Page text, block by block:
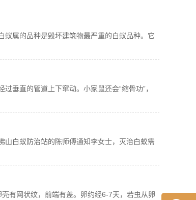
属的品种是毁坏建筑物最严重的白蚁品种。它
垂直的管道上下窜动。小家鼠还会“缩骨功”，
山白蚁防治站的陈师傅通知李女士，灭治白蚁需
有网状纹，前端有盖。卵约经6-7天，若虫从卵